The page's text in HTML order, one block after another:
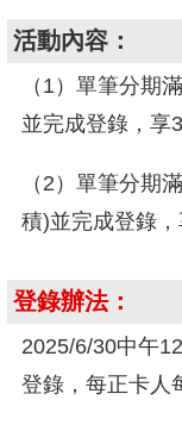
活動內容：
（1）單筆分期
並完成登錄，享
（2）單筆分期
積)並完成登錄
登錄辦法：
2025/6/30中午
登錄，每正卡人